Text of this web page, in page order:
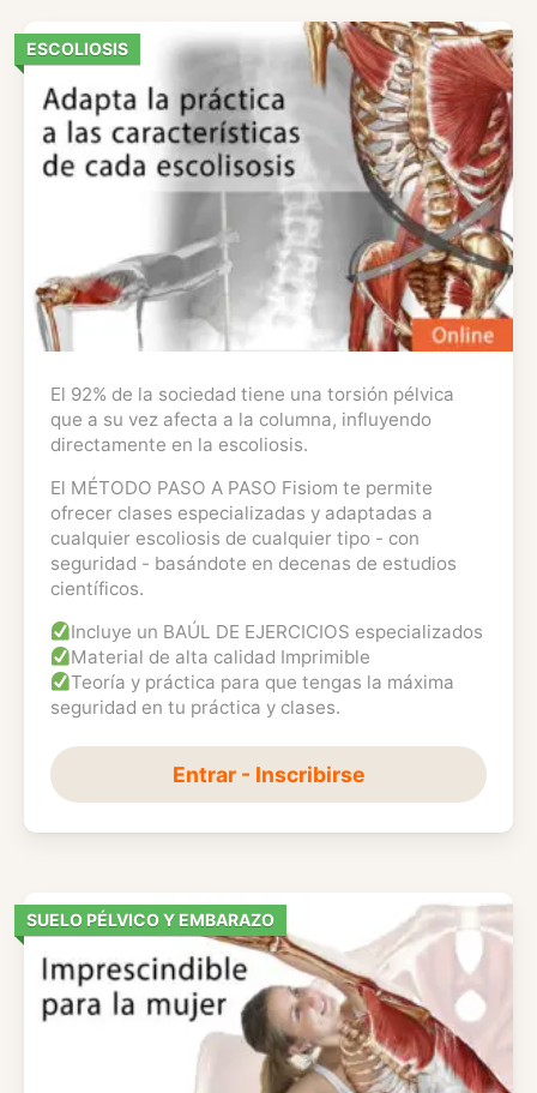
ESCOLIOSIS
El 92% de la sociedad tiene una torsión pélvica
que a su vez afecta a la columna, influyendo
directamente en la escoliosis.
El MÉTODO PASO A PASO Fisiom te permite
ofrecer clases especializadas y adaptadas a
cualquier escoliosis de cualquier tipo - con
seguridad - basándote en decenas de estudios
científicos.
Incluye un BAÚL DE EJERCICIOS especializados
Material de alta calidad Imprimible
Teoría y práctica para que tengas la máxima
seguridad en tu práctica y clases.
Entrar - Inscribirse
SUELO PÉLVICO Y EMBARAZO